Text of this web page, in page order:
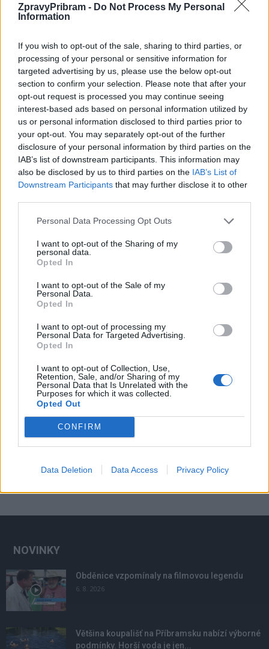
ZpravyPribram - Do Not Process My Personal
Information
If you wish to opt-out of the sale, sharing to third parties, or
processing of your personal or sensitive information for
targeted advertising by us, please use the below opt-out
section to confirm your selection. Please note that after your
opt-out request is processed you may continue seeing
interest-based ads based on personal information utilized by
us or personal information disclosed to third parties prior to
your opt-out. You may separately opt-out of the further
disclosure of your personal information by third parties on the
IAB’s list of downstream participants. This information may
also be disclosed by us to third parties on the IAB’s List of
Downstream Participants that may further disclose it to other
Personal Data Processing Opt Outs
I want to opt-out of the Sharing of my
personal data.
Opted In
I want to opt-out of the Sale of my
Personal Data.
Opted In
I want to opt-out of processing my
Personal Data for Targeted Advertising.
Opted In
I want to opt-out of Collection, Use,
Retention, Sale, and/or Sharing of my
Personal Data that Is Unrelated with the
Purposes for which it was collected.
Opted Out
CONFIRM
Data Deletion Data Access Privacy Policy
Předchozí článek
Příbram mám ráda
opravovaným úsekem
u Chraštic
SOUVISEJÍCÍ ČLÁNKY
VÍCE OD AUTORA
Zpravodajství
Většina koupališť na Příbramsku nabízí
výborné podmínky. Horší voda je jen na
Živohošti
Příbram modernizuje parkovací automaty.
Přibudou i tři nové poblíž Svaté Hory
Zpravodajství
Středočeský kraj upravil pravidla soutěže.
vzniku odpadu
NOVINKY
Obděnice vzpomínaly na filmovou legendu
6. 8. 2026
Většina koupališť na Příbramsku nabízí výborné
podmínky. Horší voda je jen...